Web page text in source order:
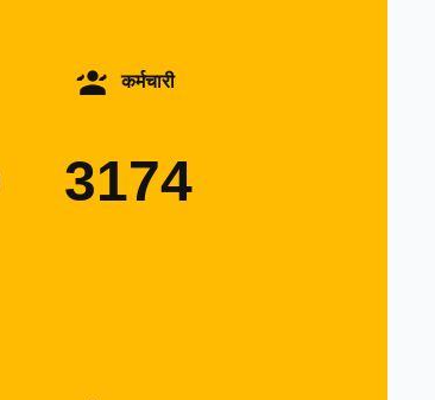
कर्मचारी
3174